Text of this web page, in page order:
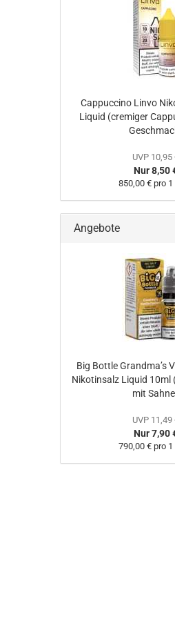
Cappuccino Linvo
Liquid (cremiger
UVP 10,95
Nur 8,50
850,00 € pro
Angebote
Big Bottle Grandma’s
Nikotinsalz Liquid 10ml
mit
UVP 11,49
Nur 7,90
790,00 € pro